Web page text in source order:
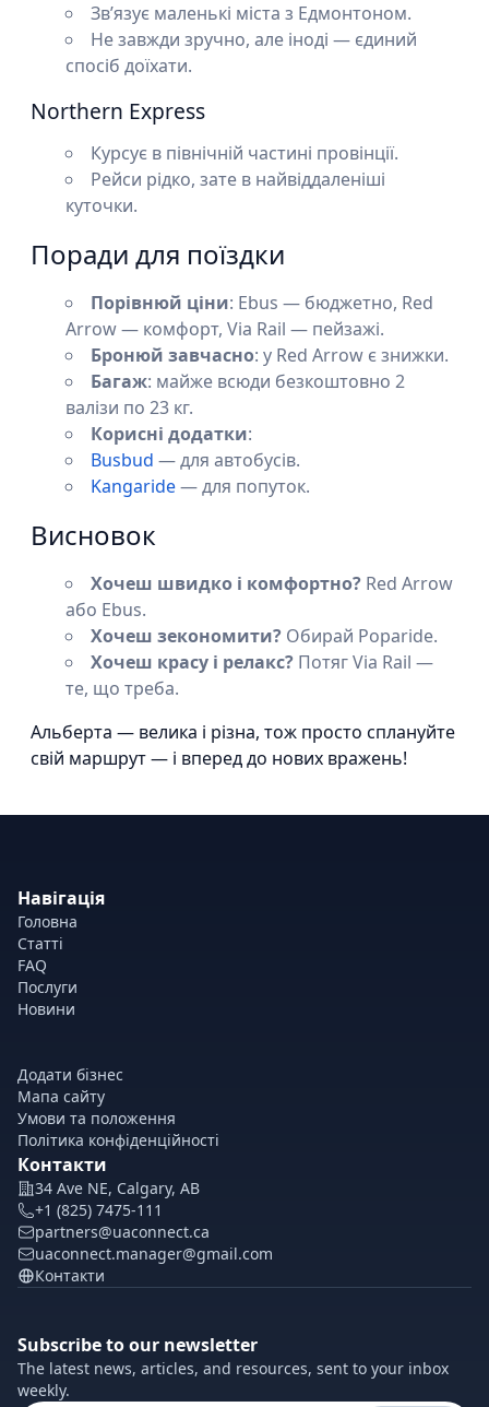
Зв’язує маленькі міста з Едмонтоном.
Не завжди зручно, але іноді — єдиний
спосіб доїхати.
Northern Express
Курсує в північній частині провінції.
Рейси рідко, зате в найвіддаленіші
куточки.
Поради для поїздки
Порівнюй ціни: Ebus — бюджетно, Red
Arrow — комфорт, Via Rail — пейзажі.
Бронюй завчасно: у Red Arrow є знижки.
Багаж: майже всюди безкоштовно 2
валізи по 23 кг.
Корисні додатки:
Busbud — для автобусів.
Kangaride— для попуток.
Висновок
Хочеш швидко і комфортно? Red Arrow
або Ebus.
Хочеш зекономити? Обирай Poparide.
Хочеш красу і релакс? Потяг Via Rail —
те, що треба.
Альберта — велика і різна, тож просто сплануйте
свій маршрут — і вперед до нових вражень!
Навігація
Головна
Статті
FAQ
Послуги
Новини
Додати бізнес
Мапа сайту
Умови та положення
Політика конфіденційності
Контакти
34 Ave NE, Calgary, AB
+1 (825) 7475-111
partners@uaconnect.ca
uaconnect.manager@gmail.com
Контакти
Subscribe to our newsletter
The latest news, articles, and resources, sent to your inbox
weekly.